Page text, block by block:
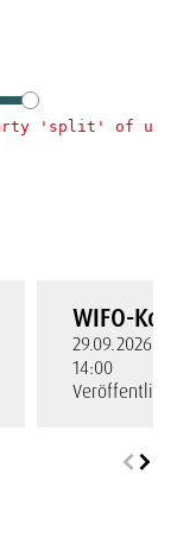
'split' of u
WIFO-
29.09.2026
14:00